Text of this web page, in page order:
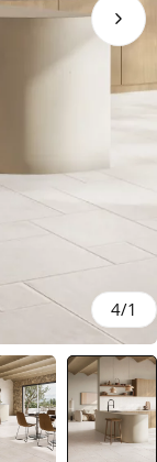
1
/
4